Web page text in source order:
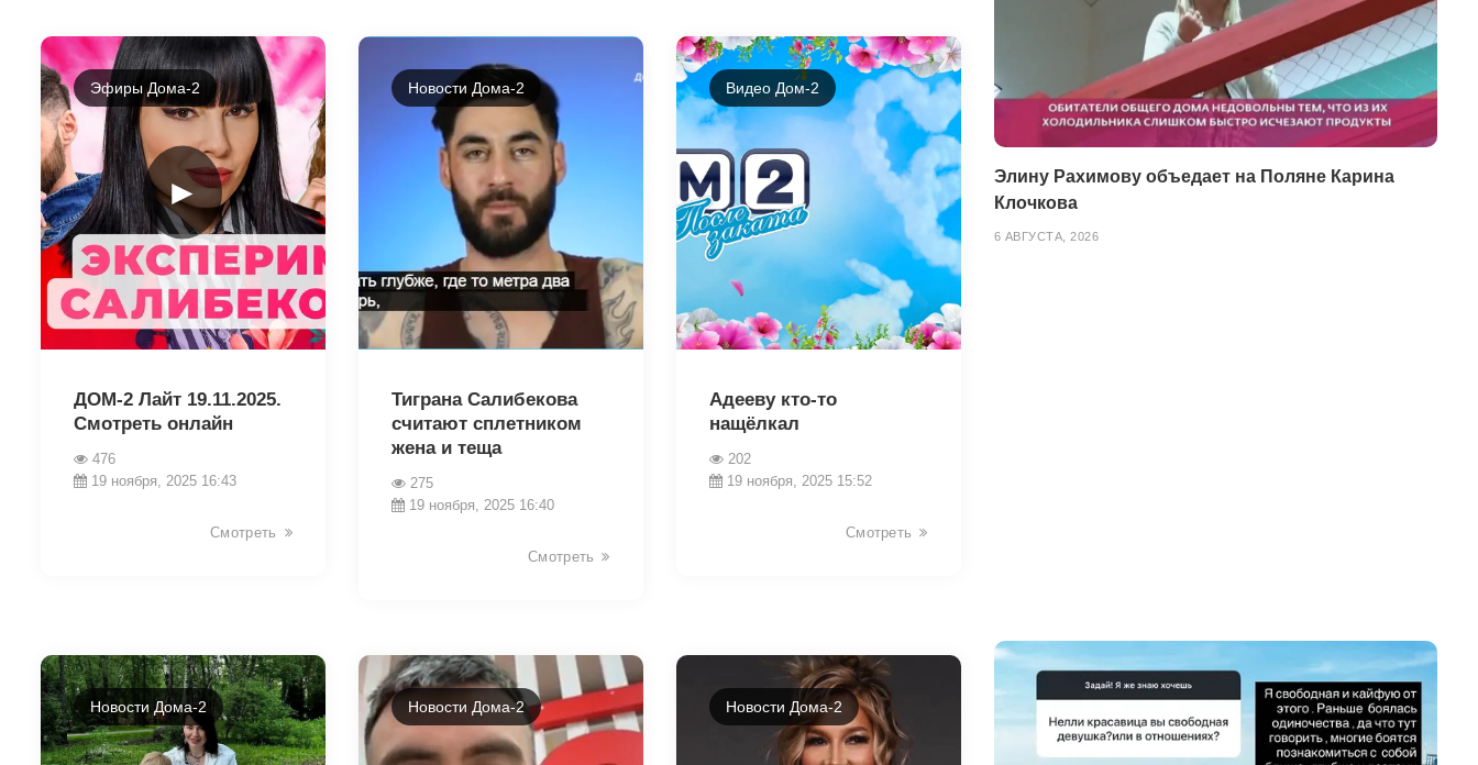
►
Эфиры Дома-2
ДОМ-2 Лайт 19.11.2025.
Смотреть онлайн
476
19 ноября, 2025 16:43
Смотреть
Новости Дома-2
Тиграна Салибекова
считают сплетником
жена и теща
275
19 ноября, 2025 16:40
Смотреть
Видео Дом-2
Адееву кто-то
нащёлкал
202
19 ноября, 2025 15:52
Смотреть
Новости Дома-2 Новости Дома-2 Новости Дома-2
Элину Рахимову объедает на Поляне Карина
Клочкова
6 АВГУСТА, 2026